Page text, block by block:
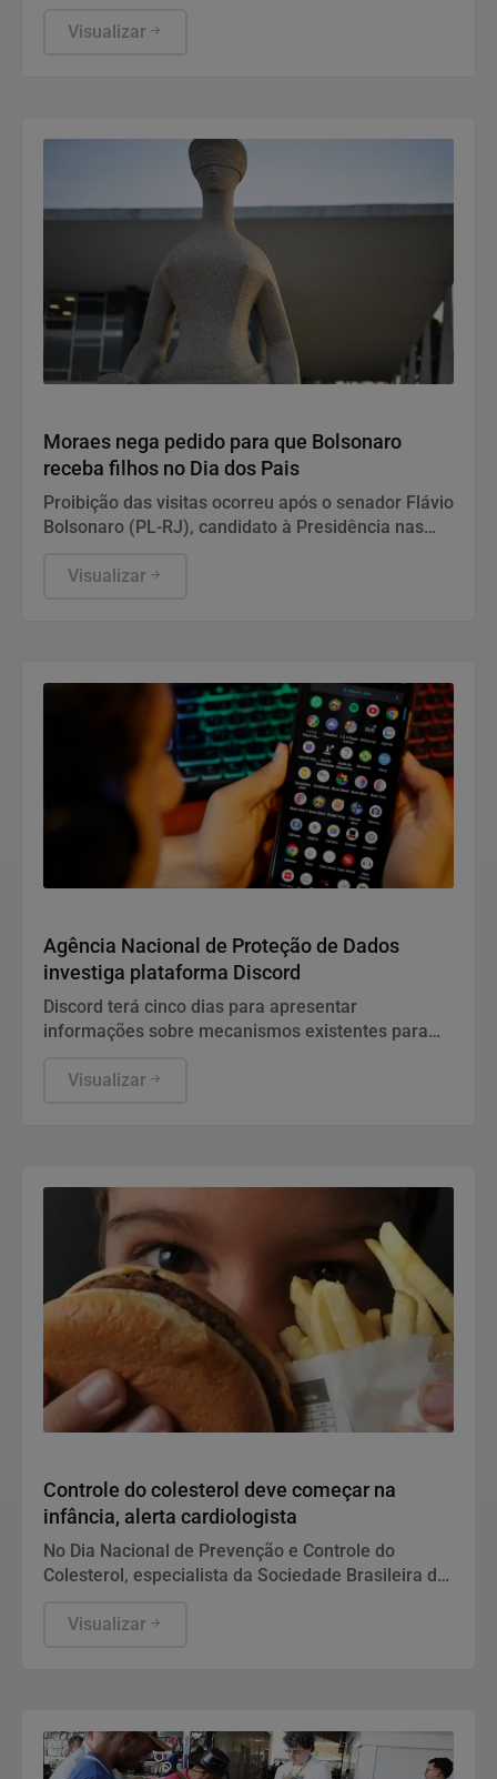
segunda a sexta-feira.
Visualizar
Moraes nega pedido para que Bolsonaro
receba filhos no Dia dos Pais
Proibição das visitas ocorreu após o senador Flávio
Bolsonaro (PL-RJ), candidato à Presidência nas
uma carta manuscrita assinada pelo pai.
Visualizar
Agência Nacional de Proteção de Dados
investiga plataforma Discord
Discord terá cinco dias para apresentar
informações sobre mecanismos existentes para
crianças e adolescentes, informou a ANPD, em
Visualizar
Controle do colesterol deve começar na
infância, alerta cardiologista
No Dia Nacional de Prevenção e Controle do
Colesterol, especialista da Sociedade Brasileira de
anos, alimentação equilibrada e atividade física.
Visualizar